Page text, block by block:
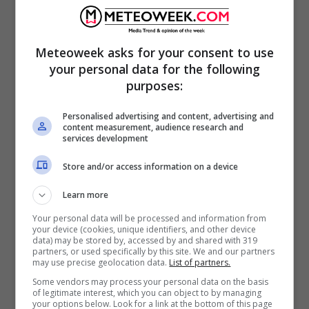
Nel video in cui racconta la sua esperienza da
incubo nel volo diretto verso
la ragazza trascinarsi lungo il corridoio per
arrivare al bagno.
Il volo già non è iniziato alla grande perché
non mi hanno permesso di sedermi vicino
alla parte anteriore dell’aereo anche se
Meteoweek asks for your consent to use
your personal data for the following
purposes:
Personalised advertising and content, advertising and
content measurement, audience research and
services development
Store and/or access information on a device
Learn more
Your personal data will be processed and information from
your device (cookies, unique identifiers, and other device
data) may be stored by, accessed by and shared with 319
partners, or used specifically by this site. We and our partners
may use precise geolocation data. List of partners.
Some vendors may process your personal data on the basis
of legitimate interest, which you can object to by managing
your options below. Look for a link at the bottom of this page